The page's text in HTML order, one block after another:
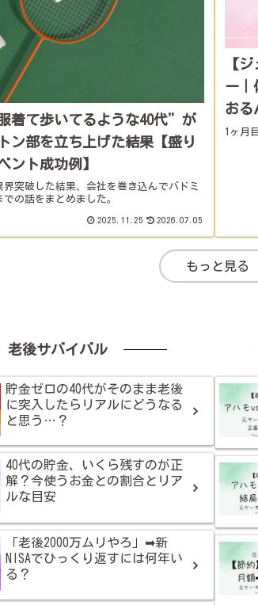
着て歩いてるような40代”が
ン部を立ち上げた結果【盛り
ント成功例】
突破した結果、会社を巻き込んでバドミ
の話をまとめました。
2025.11.25 2026.07.05
【
ー｜
おる
1ヶ月
もっと見る
老後サバイバル
貯金ゼロの40代がそのまま老後
に突入したらリアルにどうなる
と思う…？
40代の貯金、いくら残すのが正
解？今使うお金との割合とリア
ルな目安
「老後2000万ムリやろ」➡新
NISAでひっくり返すには何年い
る？